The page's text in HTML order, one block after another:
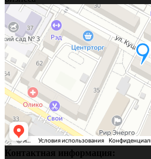
Контактная информация: